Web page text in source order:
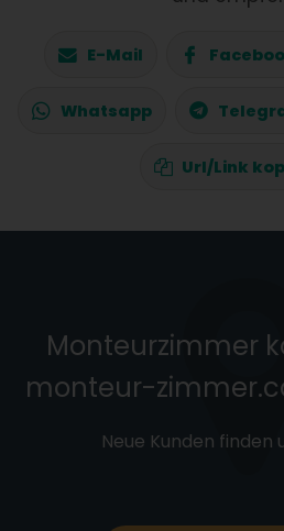
E-Mail
Whatsapp
Url/Link
Monteurzimmer
monteur-
Neue Kunden finden